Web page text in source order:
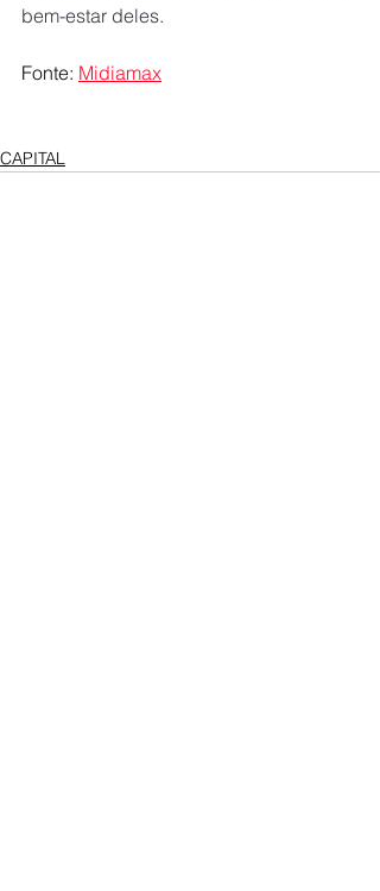
bem-estar deles.
Fonte: Midiamax
CAPITAL